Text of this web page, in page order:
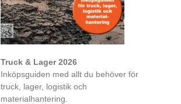
Truck & Lager 2026
Inköpsguiden med allt du behöver för
truck, lager, logistik och
materialhantering.